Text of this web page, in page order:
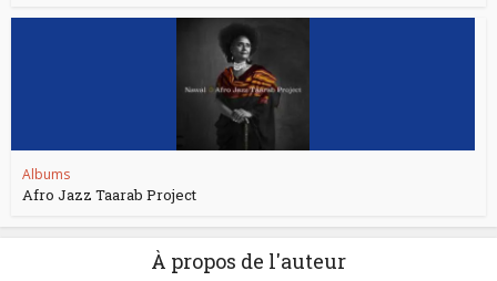
Albums
Afro Jazz Taarab Project
À propos de l'auteur